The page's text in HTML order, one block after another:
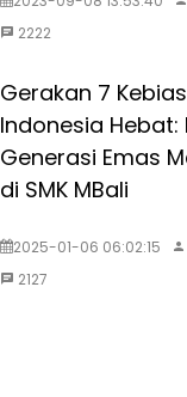
2222
Gerakan 7
Indonesia Hebat:
Generasi Emas
di SMK MBali
2025-01-06 06:02:15
2127